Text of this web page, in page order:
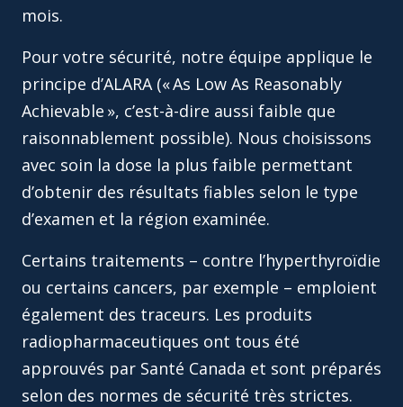
mois.
Pour votre sécurité, notre équipe applique le
principe d’ALARA (« As Low As Reasonably
Achievable », c’est-à-dire aussi faible que
raisonnablement possible). Nous choisissons
avec soin la dose la plus faible permettant
d’obtenir des résultats fiables selon le type
d’examen et la région examinée.
Certains traitements – contre l’hyperthyroïdie
ou certains cancers, par exemple – emploient
également des traceurs. Les produits
radiopharmaceutiques ont tous été
approuvés par Santé Canada et sont préparés
selon des normes de sécurité très strictes.